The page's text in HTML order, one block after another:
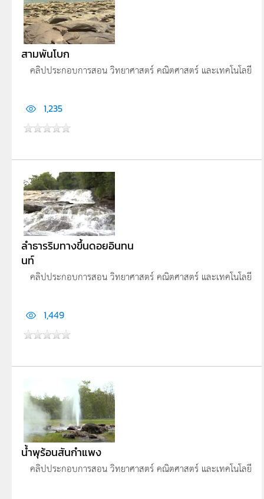
สามพันโบก
คลิปประกอบการสอน วิทยาศาสตร์ คณิตศาสตร์ และเทคโนโลยี
1,235
ลำธารริมทางขึ้นดอยอินทน
นท์
คลิปประกอบการสอน วิทยาศาสตร์ คณิตศาสตร์ และเทคโนโลยี
1,449
น้ำพุร้อนสันกำแพง
คลิปประกอบการสอน วิทยาศาสตร์ คณิตศาสตร์ และเทคโนโลยี